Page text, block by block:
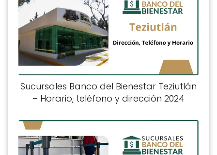
Sucursales Banco del Bienestar Teziutlán
– Horario, teléfono y dirección 2024